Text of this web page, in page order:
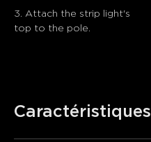
3. Attach the strip light's
top to the pole.
Caractéristiques